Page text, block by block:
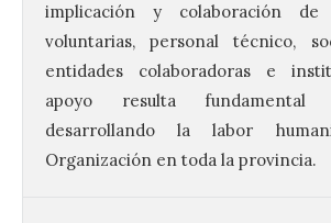
implicación y colaboración de
voluntarias, personal técnico,
entidades colaboradoras e
apoyo resulta fundamental
desarrollando la labor
Organización en toda la provincia.
Los Campamentos
Salamanca Tech, que se
desarrollan hasta el 4 de
septiembre en nueve
turnos semanales con
capacidad para 120 niños cada uno. Un
total de 120 menores han recibido su
semana de actividades en […]